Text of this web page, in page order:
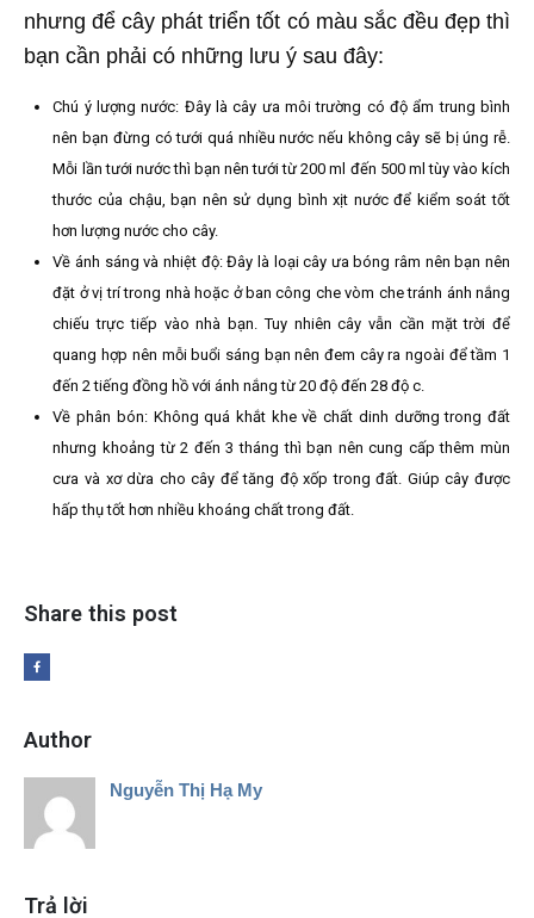
nhưng để cây phát triển tốt có màu sắc đều đẹp thì
bạn cần phải có những lưu ý sau đây:
Chú ý lượng nước: Đây là cây ưa môi trường có độ ẩm trung bình
nên bạn đừng có tưới quá nhiều nước nếu không cây sẽ bị úng rễ.
Mỗi lần tưới nước thì bạn nên tưới từ 200 ml đến 500 ml tùy vào kích
thước của chậu, bạn nên sử dụng bình xịt nước để kiểm soát tốt
hơn lượng nước cho cây.
Về ánh sáng và nhiệt độ: Đây là loại cây ưa bóng râm nên bạn nên
đặt ở vị trí trong nhà hoặc ở ban công che vòm che tránh ánh nắng
chiếu trực tiếp vào nhà bạn. Tuy nhiên cây vẫn cần mặt trời để
quang hợp nên mỗi buổi sáng bạn nên đem cây ra ngoài để tầm 1
đến 2 tiếng đồng hồ với ánh nắng từ 20 độ đến 28 độ c.
Về phân bón: Không quá khắt khe về chất dinh dưỡng trong đất
nhưng khoảng từ 2 đến 3 tháng thì bạn nên cung cấp thêm mùn
cưa và xơ dừa cho cây để tăng độ xốp trong đất. Giúp cây được
hấp thụ tốt hơn nhiều khoáng chất trong đất.
Share this post
Author
Nguyễn Thị Hạ My
Trả lời